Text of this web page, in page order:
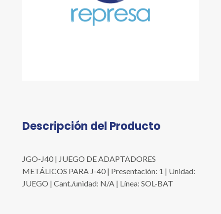
Descripción del Producto
JGO-J40 | JUEGO DE ADAPTADORES
METÁLICOS PARA J-40 | Presentación: 1 | Unidad:
JUEGO | Cant./unidad: N/A | Línea: SOL-BAT